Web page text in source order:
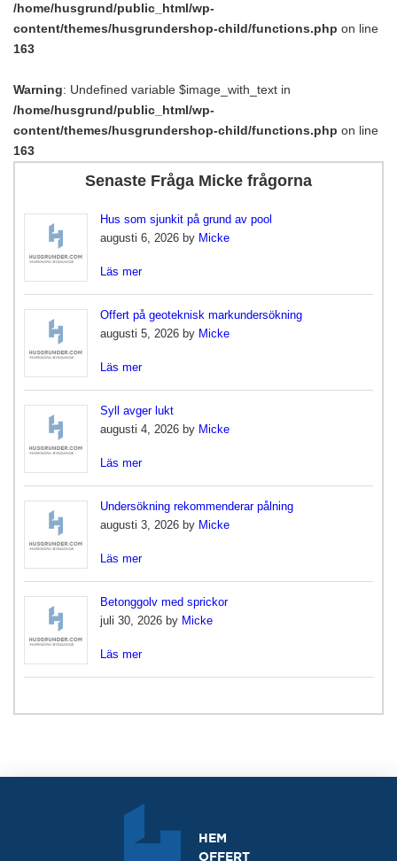
/home/husgrund/public_html/wp-
content/themes/husgrundershop-child/functions.php on line
163
Warning: Undefined variable $image_with_text in
/home/husgrund/public_html/wp-
content/themes/husgrundershop-child/functions.php on line
163
Senaste Fråga Micke frågorna
Hus som sjunkit på grund av pool
augusti 6, 2026 by Micke
Läs mer
Offert på geoteknisk markundersökning
augusti 5, 2026 by Micke
Läs mer
Syll avger lukt
augusti 4, 2026 by Micke
Läs mer
Undersökning rekommenderar pålning
augusti 3, 2026 by Micke
Läs mer
Betonggolv med sprickor
juli 30, 2026 by Micke
Läs mer
HEM
OFFERT